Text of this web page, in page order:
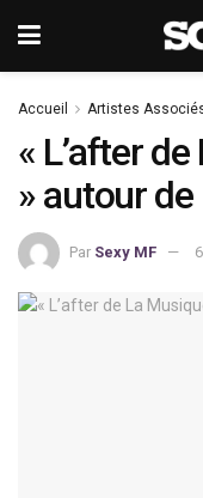
Accueil Artistes
« L’after
» autour
Par Sexy MF